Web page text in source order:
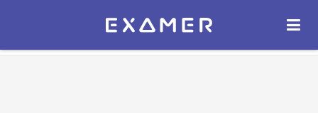
Экзамер — ЕГЭ 2027
ОТКРЫТЬ